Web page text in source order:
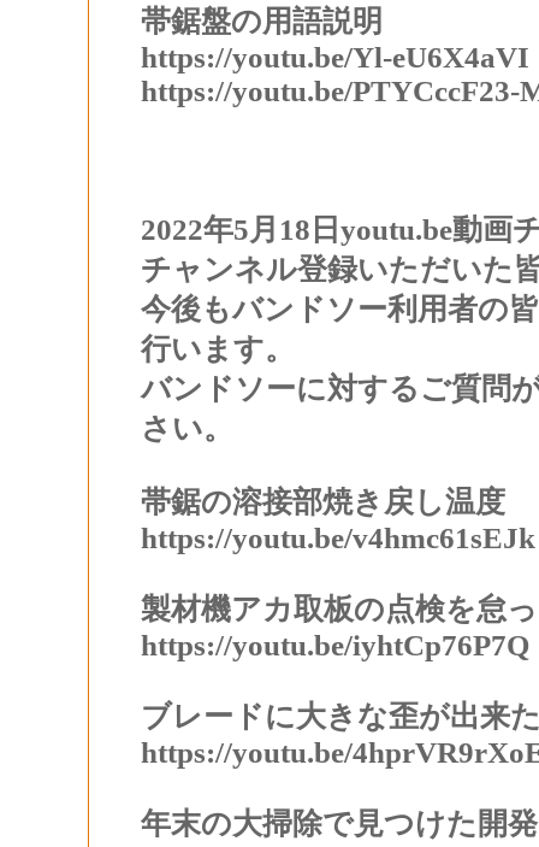
帯鋸盤の用語説明
https://youtu.be/Yl-eU6X4aVI
https://youtu.be/PTYCccF23-
2022年5月18日youtu.be動画
チャンネル登録いただいた
今後もバンドソー利用者の
行います。
バンドソーに対するご質問
さい。
帯鋸の溶接部焼き戻し温度
https://youtu.be/v4hmc61sEJk
製材機アカ取板の点検を怠
https://youtu.be/iyhtCp76P7Q
ブレードに大きな歪が出来
https://youtu.be/
年末の大掃除で見つけた開